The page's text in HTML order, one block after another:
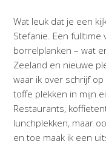
Wat leuk dat je een
Stefanie. Een fulltime
borrelplanken – wat
Zeeland en nieuwe
waar ik over schrijf
toffe plekken in mijn
Restaurants,
lunchplekken, maar
en toe maak ik een